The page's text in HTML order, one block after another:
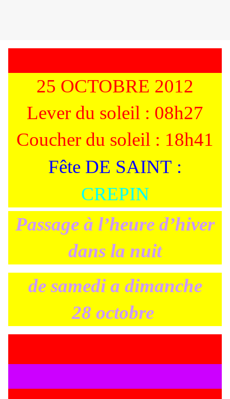
25 OCTOBRE 2012
Lever du soleil : 08h27
Coucher du soleil : 18h41
Fête DE SAINT :
CREPIN
Passage à l’heure d’hiver
dans la nuit
de samedi a dimanche
28 octobre